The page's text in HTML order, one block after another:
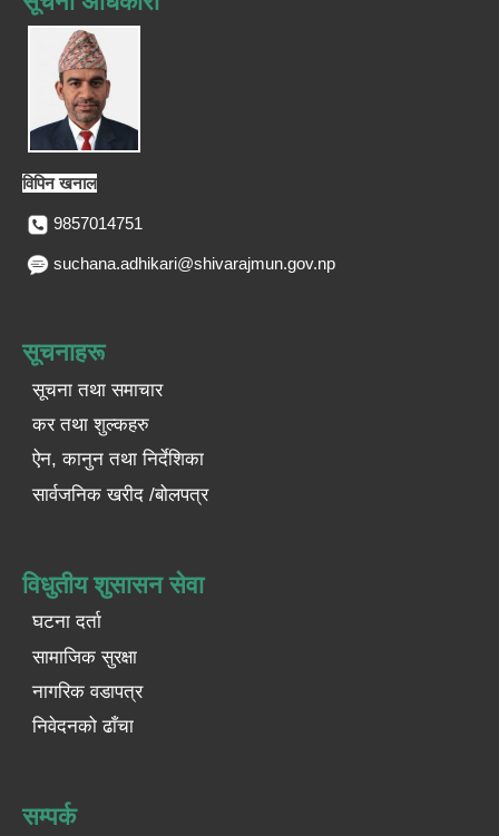
विपिन खनाल
9857014751
suchana.adhikari@shivarajmun.gov.np
सूचनाहरू
सूचना तथा समाचार
कर तथा शुल्कहरु
ऐन, कानुन तथा निर्देशिका
सार्वजनिक खरीद /बोलपत्र
विधुतीय शुसासन सेवा
घटना दर्ता
सामाजिक सुरक्षा
नागरिक वडापत्र
निवेदनको ढाँचा
सम्पर्क